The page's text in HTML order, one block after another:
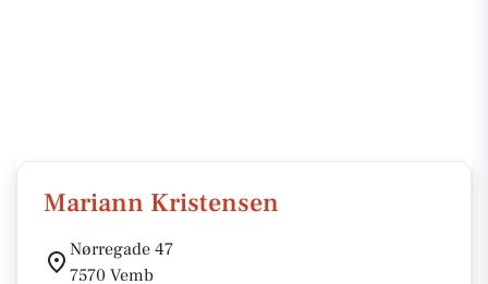
Mariann Kristensen
Nørregade 47
7570 Vemb